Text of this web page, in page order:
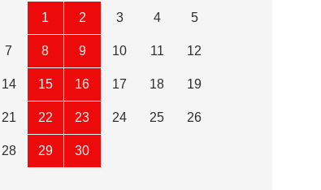
1 2 3 4 5
7 8 9 10 11 12
14 15 16 17 18 19
21 22 23 24 25 26
28 29 30